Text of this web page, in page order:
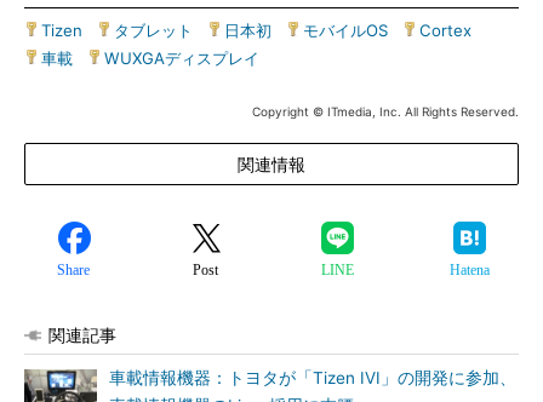
Tizen タブレット 日本初 モバイルOS Cortex
車載
WUXGAディスプレイ
Copyright © ITmedia, Inc. All Rights Reserved.
関連情報
Share Post LINE Hatena
関連記事
車載情報機器：トヨタが「Tizen IVI」の開発に参加、